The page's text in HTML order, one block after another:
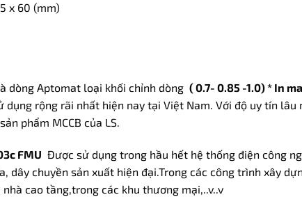
x 60 (mm)
dòng Aptomat loại khối chỉnh dòng ( 0.7- 0.85 -1.0) * In
dụng rộng rãi nhất hiện nay tại Việt Nam. Với độ uy tín
phẩm MCCB của LS.
FMU Được sử dụng trong hầu hết hệ thống điện công
dây chuyền sản xuất hiện đại.Trong các công trình xây
cao tầng,trong các khu thương mại,..v..v